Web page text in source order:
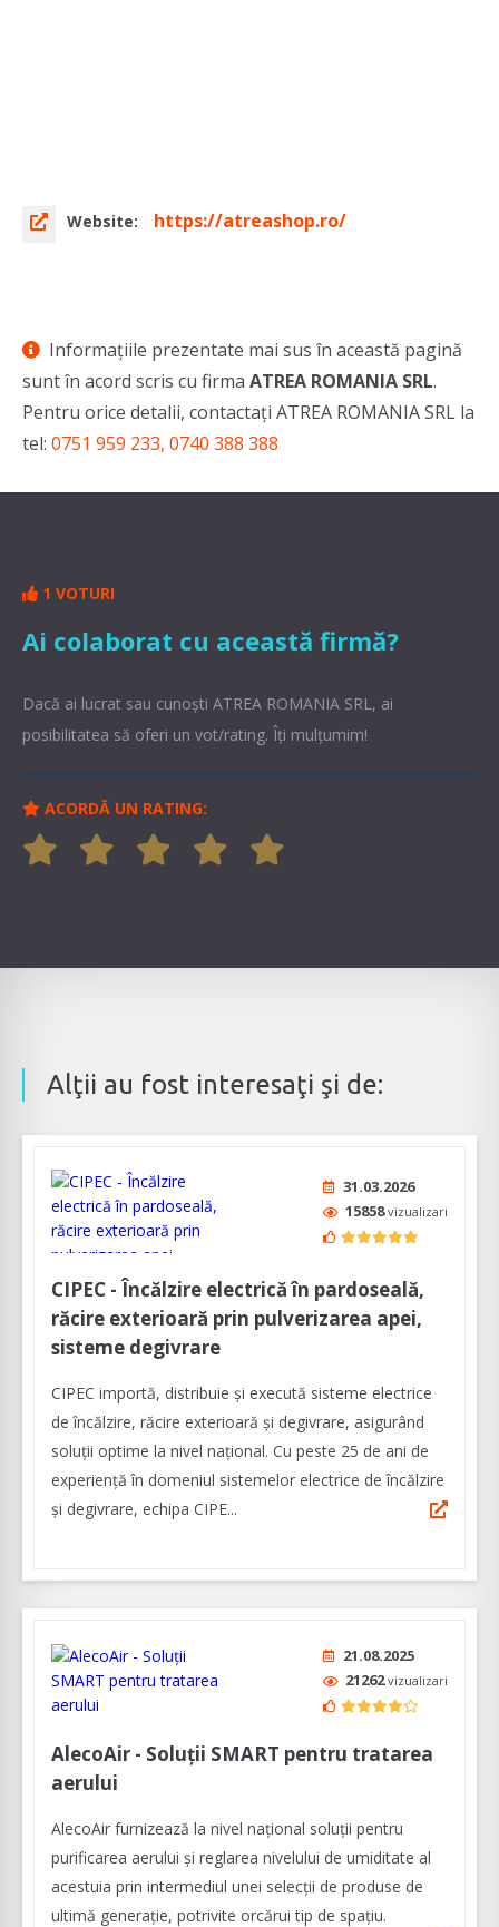
Website: https://atreashop.ro/
Informaţiile prezentate mai sus în această pagină
sunt în acord scris cu firma ATREA ROMANIA SRL.
Pentru orice detalii, contactaţi ATREA ROMANIA SRL la
tel: 0751 959 233, 0740 388 388
1 VOTURI
Ai colaborat cu această firmă?
Dacă ai lucrat sau cunoşti ATREA ROMANIA SRL, ai
posibilitatea să oferi un vot/rating. Îți mulțumim!
ACORDĂ UN RATING:
Alţii au fost interesaţi şi de:
31.03.2026
15858vizualizari
CIPEC - Încălzire electrică în pardoseală,
răcire exterioară prin pulverizarea apei,
sisteme degivrare
CIPEC importă, distribuie și execută sisteme electrice
de încălzire, răcire exterioară și degivrare, asigurând
soluții optime la nivel național. Cu peste 25 de ani de
experiență în domeniul sistemelor electrice de încălzire
și degivrare, echipa CIPE...
21.08.2025
21262vizualizari
AlecoAir - Soluții SMART pentru tratarea
aerului
AlecoAir furnizează la nivel național soluții pentru
purificarea aerului și reglarea nivelului de umiditate al
acestuia prin intermediul unei selecţii de produse de
ultimă generaţie, potrivite orcărui tip de spaţiu.